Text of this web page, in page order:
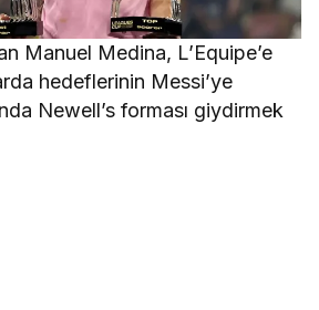
Manuel Medina, L’Equipe’e
hedeflerinin Messi’ye
Newell’s forması giydirmek